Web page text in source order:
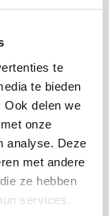
te
te bieden
Ook delen we
onze
analyse. Deze
met andere
ze hebben
services.